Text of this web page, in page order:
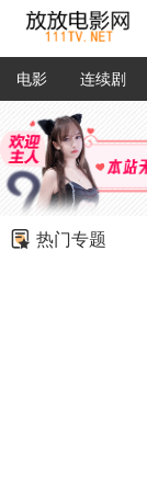
电影 连续剧
热门专题